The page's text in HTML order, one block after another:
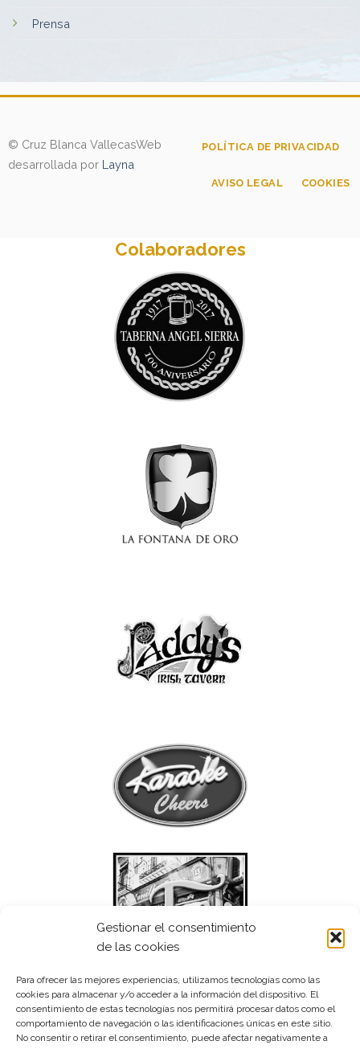
Gestionar el consentimiento
de las cookies
Para ofrecer las mejores experiencias, utilizamos tecnologías como las
cookies para almacenar y/o acceder a la información del dispositivo. El
consentimiento de estas tecnologías nos permitirá procesar datos como el
comportamiento de navegación o las identificaciones únicas en este sitio.
No consentir o retirar el consentimiento, puede afectar negativamente a
Prensa
© Cruz Blanca VallecasWeb
desarrollada por Layna
POLÍTICA DE PRIVACIDAD
AVISO LEGAL COOKIES
Colaboradores